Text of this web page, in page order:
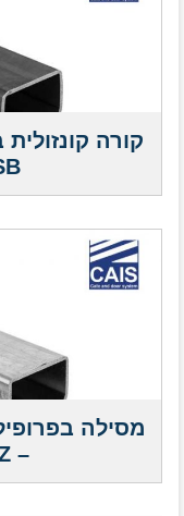
– CAIS STAGE SZ